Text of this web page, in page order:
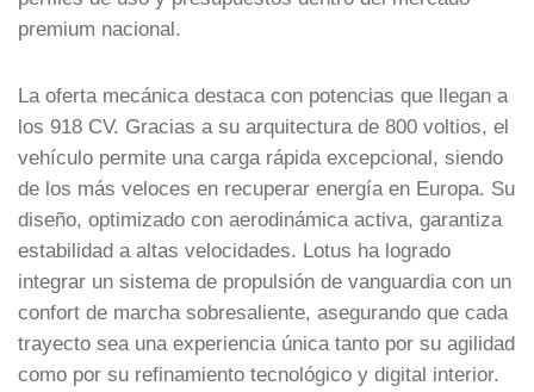
premium nacional.
La oferta mecánica destaca con potencias que llegan a
los 918 CV. Gracias a su arquitectura de 800 voltios, el
vehículo permite una carga rápida excepcional, siendo
de los más veloces en recuperar energía en Europa. Su
diseño, optimizado con aerodinámica activa, garantiza
estabilidad a altas velocidades. Lotus ha logrado
integrar un sistema de propulsión de vanguardia con un
confort de marcha sobresaliente, asegurando que cada
trayecto sea una experiencia única tanto por su agilidad
como por su refinamiento tecnológico y digital interior.